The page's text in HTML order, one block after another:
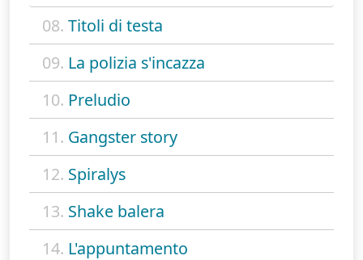
08. Titoli di testa
09. La polizia s'incazza
10. Preludio
11. Gangster story
12. Spiralys
13. Shake balera
14. L'appuntamento